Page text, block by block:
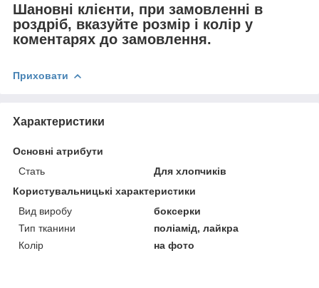
Шановні клієнти, при замовленні в
роздріб, вказуйте розмір і колір у
коментарях до замовлення.
Приховати
Характеристики
Основні атрибути
Стать
Для хлопчиків
Користувальницькі характеристики
Вид виробу
боксерки
Тип тканини
поліамід, лайкра
Колір
на фото